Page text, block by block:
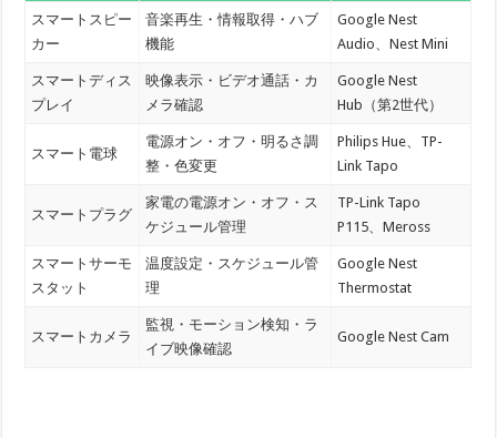
スマートスピー
カー
音楽再生・情報取得・ハブ
機能
Google Nest
Audio、Nest Mini
スマートディス
プレイ
映像表示・ビデオ通話・カ
メラ確認
Google Nest
Hub（第2世代）
スマート電球
電源オン・オフ・明るさ調
整・色変更
Philips Hue、TP-
Link Tapo
スマートプラグ
家電の電源オン・オフ・ス
ケジュール管理
TP-Link Tapo
P115、Meross
スマートサーモ
スタット
温度設定・スケジュール管
理
Google Nest
Thermostat
スマートカメラ
監視・モーション検知・ラ
イブ映像確認
Google Nest Cam